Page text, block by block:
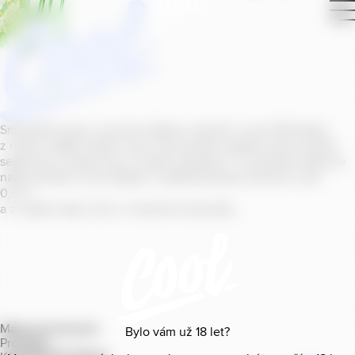
Bylo vám už 18 let?
Smícháním piva s ovocnou šťávou vytvořil v roce
z našich sládků
segmentu na bázi piva v České republice. V současné době se
naše portfolio Cool skládá z nealkoholických příchutí s alk.
0
a z nealko řady Cool+ s funkčními benefity.
Mapa provozoven
Produkty